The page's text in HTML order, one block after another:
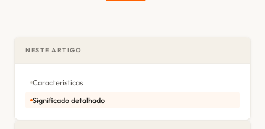
NESTE ARTIGO
Características
Significado detalhado